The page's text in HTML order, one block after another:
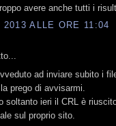
avere anche tutti i
2013 ALLE ORE 11:04
ad inviare subito i
prego di avvisarmi.
soltanto ieri il CRL è
sul proprio sito.